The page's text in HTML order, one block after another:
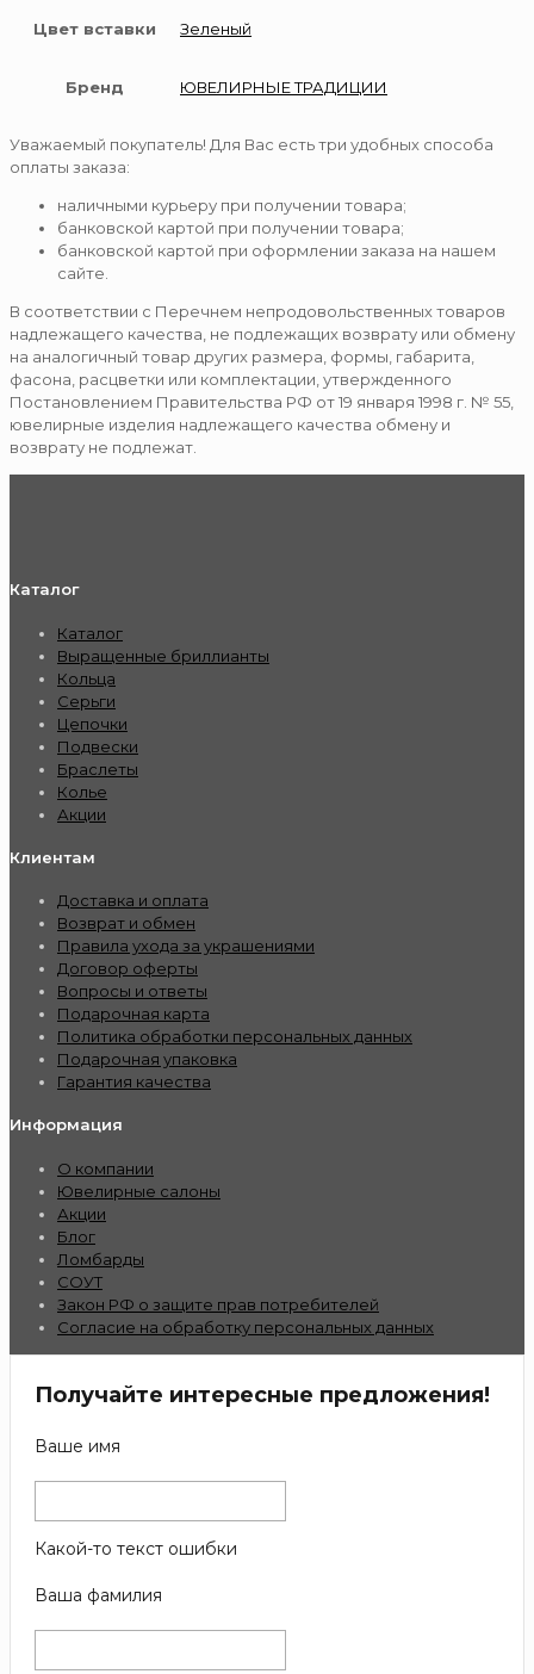
Цвет вставки Зеленый
Бренд ЮВЕЛИРНЫЕ ТРАДИЦИИ
Уважаемый покупатель! Для Вас есть три удобных способа
оплаты заказа:
наличными курьеру при получении товара;
банковской картой при получении товара;
банковской картой при оформлении заказа на нашем
сайте.
В соответствии с Перечнем непродовольственных товаров
надлежащего качества, не подлежащих возврату или обмену
на аналогичный товар других размера, формы, габарита,
фасона, расцветки или комплектации, утвержденного
Постановлением Правительства РФ от 19 января 1998 г. № 55,
ювелирные изделия надлежащего качества обмену и
возврату не подлежат.
Каталог
Каталог
Выращенные бриллианты
Кольца
Серьги
Цепочки
Подвески
Браслеты
Колье
Акции
Клиентам
Доставка и оплата
Возврат и обмен
Правила ухода за украшениями
Договор оферты
Вопросы и ответы
Подарочная карта
Политика обработки персональных данных
Подарочная упаковка
Гарантия качества
Информация
О компании
Ювелирные салоны
Акции
Блог
Ломбарды
СОУТ
Закон РФ о защите прав потребителей
Согласие на обработку персональных данных
Получайте интересные предложения!
Ваше имя
Какой-то текст ошибки
Ваша фамилия